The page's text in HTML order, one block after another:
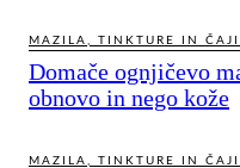
MAZILA, TINKTURE IN ČAJI
Domače ognjičevo
obnovo in nego kože
MAZILA, TINKTURE IN ČAJI